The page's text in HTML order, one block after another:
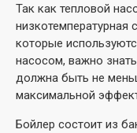
Так как тепловой
низкотемпературная
которые
насосом, важно
должна быть не
максимальной
Бойлер состоит из